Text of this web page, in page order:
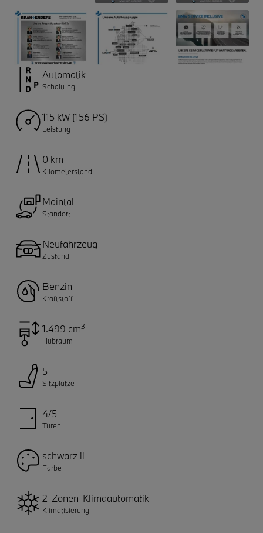
Automatik
Schaltung
115 kW (156 PS)
Leistung
0 km
Kilometerstand
Maintal
Standort
Neufahrzeug
Zustand
Benzin
Kraftstoff
1.499 cm3
Hubraum
5
Sitzplätze
4/5
Türen
schwarz ii
Farbe
2-Zonen-Klimaautomatik
Klimatisierung